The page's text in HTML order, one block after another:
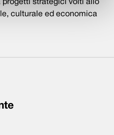
progetti strategici volti allo
culturale ed economica